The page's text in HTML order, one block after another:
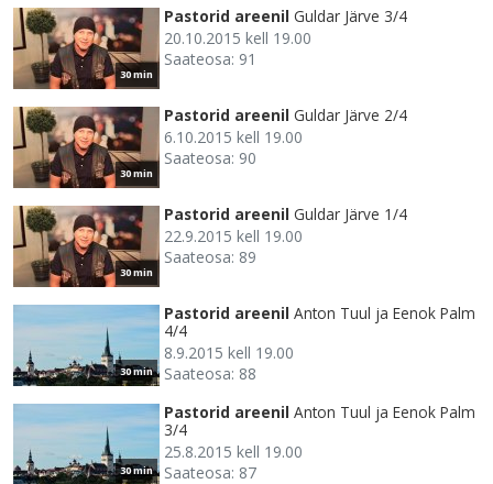
30 min
Pastorid areenil Guldar Järve 3/4
20.10.2015 kell 19.00
Saateosa: 91
30 min
Pastorid areenil Guldar Järve 2/4
6.10.2015 kell 19.00
Saateosa: 90
30 min
Pastorid areenil Guldar Järve 1/4
22.9.2015 kell 19.00
Saateosa: 89
30 min
Pastorid areenil Anton Tuul ja Eenok Palm
4/4
8.9.2015 kell 19.00
Saateosa: 88
30 min
Pastorid areenil Anton Tuul ja Eenok Palm
3/4
25.8.2015 kell 19.00
Saateosa: 87